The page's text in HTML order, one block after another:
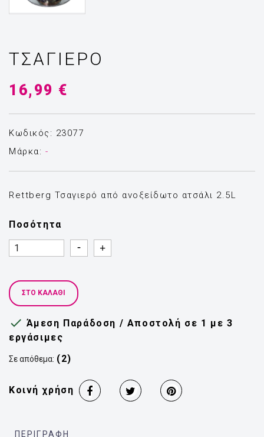
ΤΣΑΓΙΕΡΌ
16,99 €
Κωδικός: 23077
Μάρκα: -
Rettberg Τσαγιερό από ανοξείδωτο ατσάλι 2.5L
Ποσότητα
Quantity
Quantity
ΣΤΟ ΚΑΛΆΘΙ
 Άμεση Παράδοση / Αποστολή σε 1 με 3
εργάσιμες
Σε απόθεμα: (2)
Κοινή χρήση
ΠΕΡΙΓΡΑΦΉ